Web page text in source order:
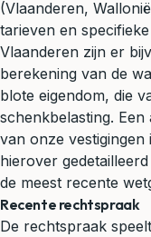
(Vlaanderen,
tarieven en
Vlaanderen zijn er
berekening van de
blote eigendom, die
schenkbelasting.
van onze
hierover
de meest recente
Recente rechtspraak
De rechtspraak